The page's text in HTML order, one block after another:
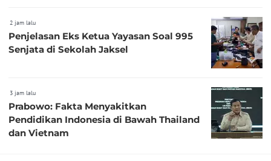
2 jam lalu
Penjelasan Eks Ketua Yayasan Soal 995
Senjata di Sekolah Jaksel
3 jam lalu
Prabowo: Fakta Menyakitkan
Pendidikan Indonesia di Bawah Thailand
dan Vietnam